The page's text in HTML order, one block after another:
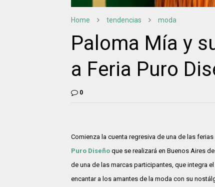
Home tendencias moda
Paloma Mía y
a Feria Puro
0
Comienza la cuenta regresiva de una de las
Puro Diseño que se realizará en Buenos Aires
de una de las marcas participantes, que integra
encantar a los amantes de la moda con su